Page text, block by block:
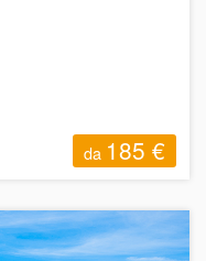
da 185 €